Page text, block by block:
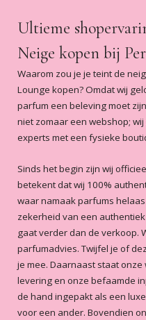
super.gr sandra
voor de goede
voorbeeld voor
Lees meer
Ankie spijkhoven-
5 /5
Zacht zalig en
Zacht zalig en
Anonymous-2018-
5/5
Fantastisch! Zwoel
Anonymous-2018-
5/5
Teint de Neige-
Heerlijk! Kan er
krijgen!
Loes Janssen-2018-
5/5
Ultieme
Neige kopen bij
Waarom zou je je teint de
Lounge kopen? Omdat wij
parfum een beleving moet
niet zomaar een webshop;
experts met een fysieke
Sinds het begin zijn wij
betekent dat wij 100%
waar namaak parfums
zekerheid van een
gaat verder dan de verkoop.
parfumadvies. Twijfel je of
je mee. Daarnaast staat
levering en onze befaamde
de hand ingepakt als een
voor een ander. Bovendien